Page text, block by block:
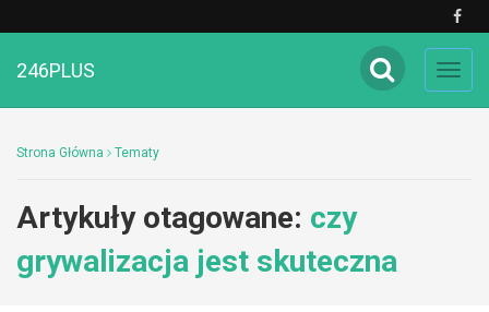
246PLUS
Strona Główna Tematy
Artykuły otagowane: czy
grywalizacja jest skuteczna